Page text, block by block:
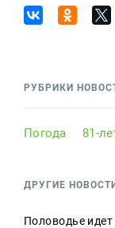
РУБРИКИ
Погода 81-
ДРУГИЕ
Половодье